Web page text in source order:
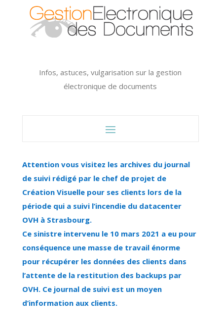
Infos, astuces, vulgarisation sur la gestion
électronique de documents
Attention vous visitez les archives du journal
de suivi rédigé par le chef de projet de
Création Visuelle pour ses clients lors de la
période qui a suivi l’incendie du datacenter
OVH à Strasbourg.
Ce sinistre intervenu le 10 mars 2021 a eu pour
conséquence une masse de travail énorme
pour récupérer les données des clients dans
l’attente de la restitution des backups par
OVH. Ce journal de suivi est un moyen
d’information aux clients.